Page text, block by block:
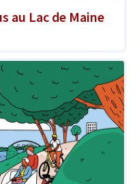
au Lac de Maine